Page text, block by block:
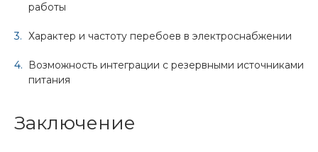
работы
Характер и частоту перебоев в электроснабжении
Возможность интеграции с резервными источниками
питания
Заключение